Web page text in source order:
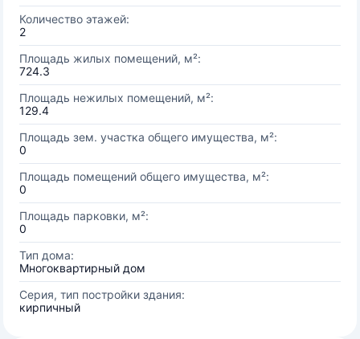
Количество этажей:
2
Площадь жилых помещений, м²:
724.3
Площадь нежилых помещений, м²:
129.4
Площадь зем. участка общего имущества, м²:
0
Площадь помещений общего имущества, м²:
0
Площадь парковки, м²:
0
Тип дома:
Многоквартирный дом
Серия, тип постройки здания:
кирпичный